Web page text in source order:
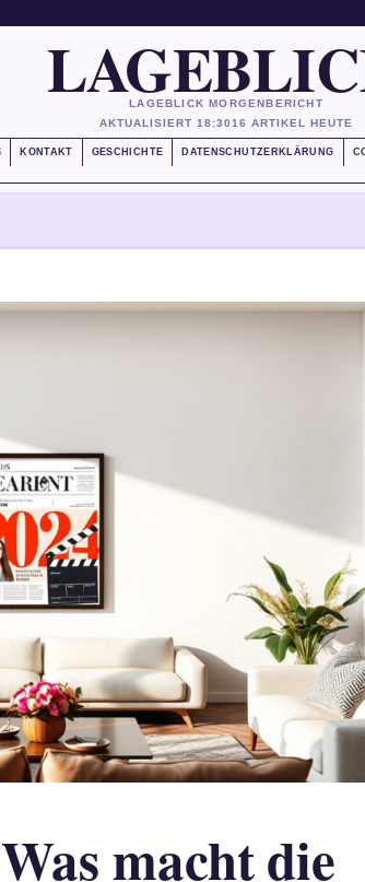
LAGEBLICK MORGENBERICHT
AKTUALISIERT 18:3016 ARTIKEL HEUTE
KONTAKT GESCHICHTE DATENSCHUTZERKLÄRUNG
macht die